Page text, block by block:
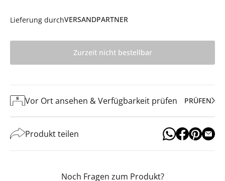
Lieferung durchVERSANDPARTNER
Zurzeit nicht bestellbar
Vor Ort ansehen & Verfügbarkeit prüfen PRÜFEN
Produkt teilen
Noch Fragen zum Produkt?